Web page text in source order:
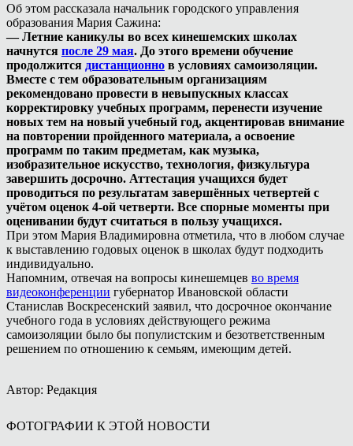
Об этом рассказала начальник городского управления
образования Мария Сажина:
— Летние каникулы во всех кинешемских школах
начнутся после 29 мая. До этого времени обучение
продолжится дистанционно в условиях самоизоляции.
Вместе с тем образовательным организациям
рекомендовано провести в невыпускных классах
корректировку учебных программ, перенести изучение
новых тем на новый учебный год, акцентировав внимание
на повторении пройденного материала, а освоение
программ по таким предметам, как музыка,
изобразительное искусство, технология, физкультура
завершить досрочно. Аттестация учащихся будет
проводиться по результатам завершённых четвертей с
учётом оценок 4-ой четверти. Все спорные моменты при
оценивании будут считаться в пользу учащихся.
При этом Мария Владимировна отметила, что в любом случае
к выставлению годовых оценок в школах будут подходить
индивидуально.
Напомним, отвечая на вопросы кинешемцев во время
видеоконференции губернатор Ивановской области
Станислав Воскресенский заявил, что досрочное окончание
учебного года в условиях действующего режима
самоизоляции было бы популистским и безответственным
решением по отношению к семьям, имеющим детей.
Автор: Редакция
ФОТОГРАФИИ К ЭТОЙ НОВОСТИ